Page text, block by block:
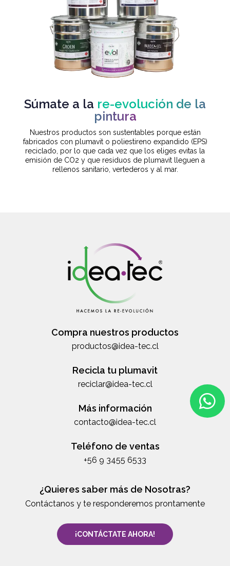
Súmate a la re-evolución de la
pintura
Nuestros productos son sustentables porque están
fabricados con plumavit o poliestireno expandido (EPS)
reciclado, por lo que cada vez que los eliges evitas la
emisión de CO2 y que residuos de plumavit lleguen a
rellenos sanitario, vertederos y al mar.
Compra nuestros productos
productos@idea-tec.cl
Recicla tu plumavit
reciclar@idea-tec.cl
Más información
contacto@idea-tec.cl
Teléfono de ventas
+56 9 3455 6533
¿Quieres saber más de Nosotras?
Contáctanos y te responderemos prontamente
¡CONTÁCTATE AHORA!